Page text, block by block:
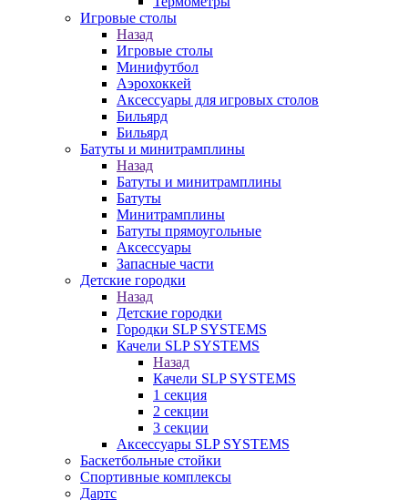
Игровые столы
Назад
Игровые столы
Минифутбол
Аэрохоккей
Аксессуары для игровых столов
Бильяpд
Бильяpд
Батуты и минитрамплины
Назад
Батуты и минитрамплины
Батуты
Минитрамплины
Батуты прямоугольные
Аксессуары
Запасные части
Детские городки
Назад
Детские городки
Городки SLP SYSTEMS
Качели SLP SYSTEMS
Назад
Качели SLP SYSTEMS
1 секция
2 секции
3 секции
Аксессуары SLP SYSTEMS
Баскетбольные стойки
Спортивные комплексы
Дартс